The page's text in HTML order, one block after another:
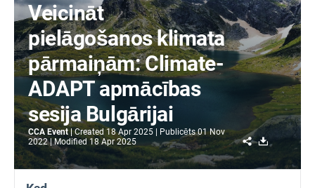
Veicināt
pielāgošanos klimata
pārmaiņām: Climate-
ADAPT apmācības
sesija Bulgārijai
CCA Event Created 18 Apr 2025 Publicēts 01 Nov
2022
Modified 18 Apr 2025 ShareDownload